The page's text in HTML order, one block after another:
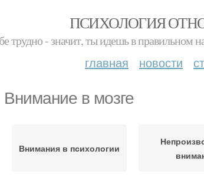
ПСИХОЛОГИЯ
трудно - значит, ты идешь в правильном
главная новости
Внимание в мозге
Внимания в психологии